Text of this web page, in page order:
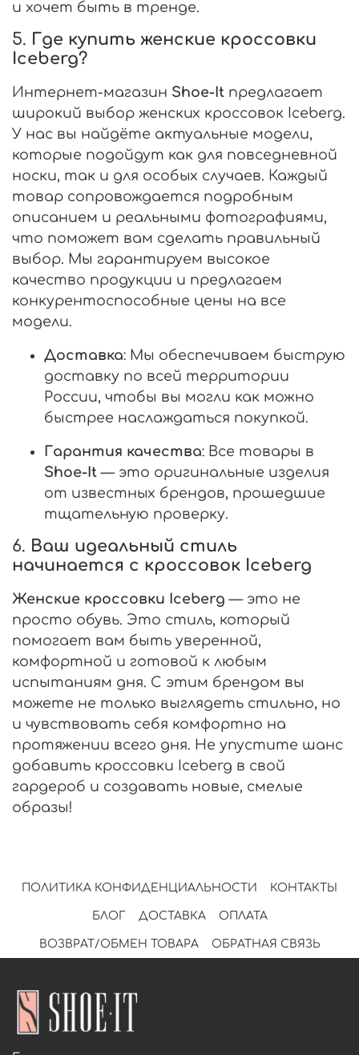
и хочет быть в тренде.
5. Где купить женские кроссовки
Iceberg?
Интернет-магазин Shoe-It предлагает
широкий выбор женских кроссовок Iceberg.
У нас вы найдёте актуальные модели,
которые подойдут как для повседневной
носки, так и для особых случаев. Каждый
товар сопровождается подробным
описанием и реальными фотографиями,
что поможет вам сделать правильный
выбор. Мы гарантируем высокое
качество продукции и предлагаем
конкурентоспособные цены на все
модели.
Доставка: Мы обеспечиваем быструю
доставку по всей территории
России, чтобы вы могли как можно
быстрее наслаждаться покупкой.
Гарантия качества: Все товары в
Shoe-It — это оригинальные изделия
от известных брендов, прошедшие
тщательную проверку.
6. Ваш идеальный стиль
начинается с кроссовок Iceberg
Женские кроссовки Iceberg — это не
просто обувь. Это стиль, который
помогает вам быть уверенной,
комфортной и готовой к любым
испытаниям дня. С этим брендом вы
можете не только выглядеть стильно, но
и чувствовать себя комфортно на
протяжении всего дня. Не упустите шанс
добавить кроссовки Iceberg в свой
гардероб и создавать новые, смелые
образы!
ПОЛИТИКА КОНФИДЕНЦИАЛЬНОСТИ КОНТАКТЫ
БЛОГ ДОСТАВКА ОПЛАТА
ВОЗВРАТ/ОБМЕН ТОВАРА ОБРАТНАЯ СВЯЗЬ